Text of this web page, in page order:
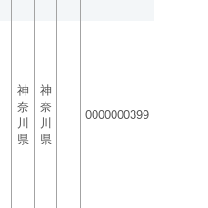
神
奈
川
県
神
奈
川
県
0000000399